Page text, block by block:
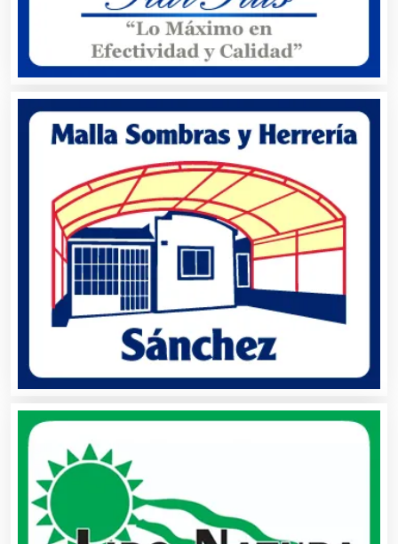
Artículos Publicitarios
Aseguradoras
Asesores Técnicos
Asesoría Fiscal
Asilos
Asociaciones Civiles
Audio, Sonido e Iluminación
Audios para Eventos